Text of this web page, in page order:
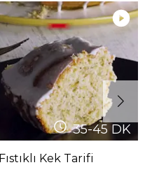
35-45 DK
Fıstıklı Kek Tarifi